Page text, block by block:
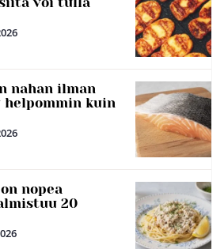
nahan ilman
kuin
nopea
20